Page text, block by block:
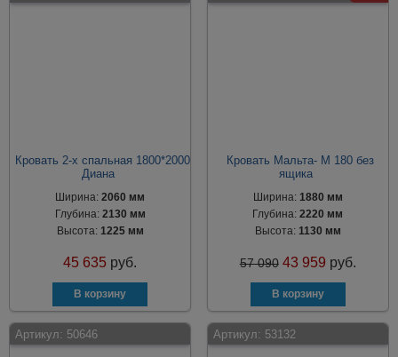
Кровать 2-х спальная 1800*2000
Диана
Ширина:2060 мм
Глубина: 2130 мм
Высота: 1225 мм
45 635 руб.
Кровать Мальта- М 180 без
ящика
Ширина: 1880 мм
Глубина:2220 мм
Высота: 1130 мм
57 090 43 959 руб.
Артикул: 50646 Артикул: 53132